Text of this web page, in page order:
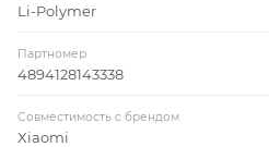
Li-Polymer
Партномер
4894128143338
Совместимость c брендом
Xiaomi